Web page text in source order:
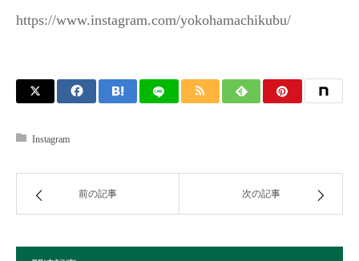
https://www.instagram.com/yokohamachikubu/
Instagram
前の記事 次の記事